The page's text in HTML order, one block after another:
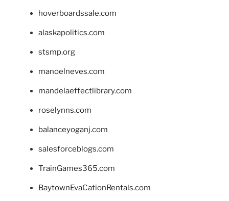
hoverboardssale.com
alaskapolitics.com
stsmp.org
manoelneves.com
mandelaeffectlibrary.com
roselynns.com
balanceyoganj.com
salesforceblogs.com
TrainGames365.com
BaytownEvaCationRentals.com